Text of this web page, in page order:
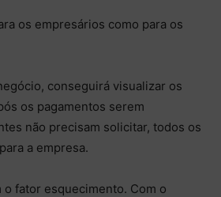
os empresários como para os
conseguirá visualizar os
os pagamentos serem
não precisam solicitar, todos os
a empresa.
o fator esquecimento. Com o